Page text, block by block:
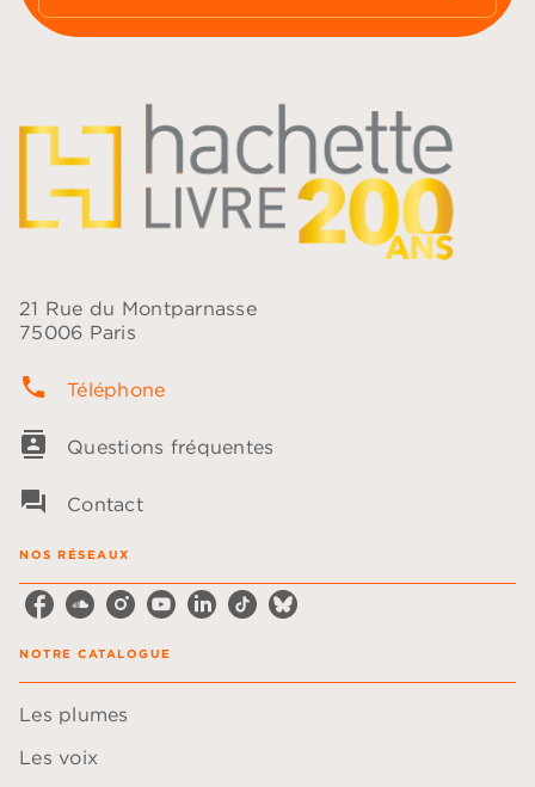
21 Rue du Montparnasse
75006 Paris
phone Téléphone
contacts Questions fréquentes
question_answer Contact
NOS RÉSEAUX
NOTRE CATALOGUE
Les plumes
Les voix